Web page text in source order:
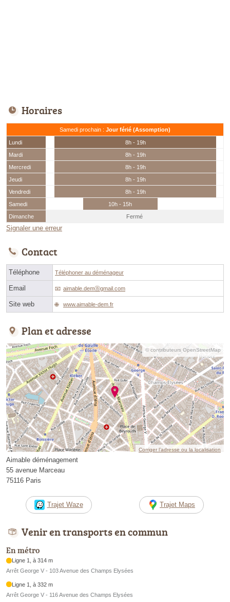
Horaires
Samedi prochain : Jour férié (Assomption)
Lundi
8h - 19h
Mardi
8h - 19h
Mercredi
8h - 19h
Jeudi
8h - 19h
Vendredi
8h - 19h
Samedi
10h - 15h
Dimanche
Fermé
Signaler une erreur
Contact
Téléphone Téléphoner au déménageur
Email aimable.demⓐgmail.com
Site web www.aimable-dem.fr
Plan et adresse
© contributeurs OpenStreetMap
Corriger l’adresse ou la localisation
Aimable déménagement
55 avenue Marceau
75116 Paris
Trajet Waze Trajet Maps
Venir en transports en commun
En métro
Ligne 1, à 314 m
Arrêt George V - 103 Avenue des Champs Elysées
Ligne 1, à 332 m
Arrêt George V - 116 Avenue des Champs Elysées